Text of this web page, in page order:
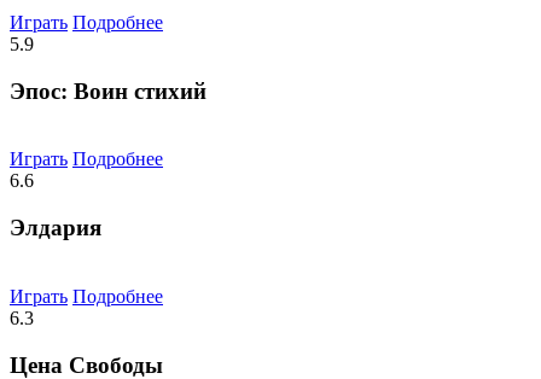
Играть Подробнее
5.9
Эпос: Воин стихий
Играть Подробнее
6.6
Элдария
Играть Подробнее
6.3
Цена Свободы